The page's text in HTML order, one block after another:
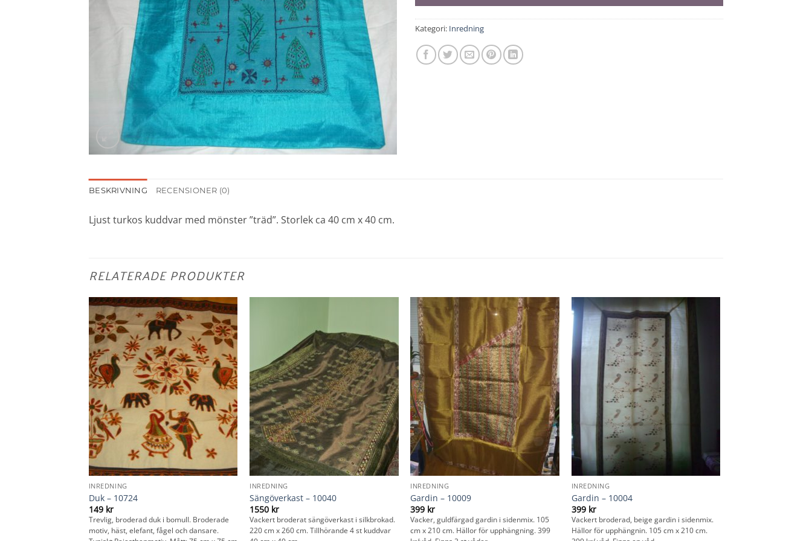
Kategori: Inredning
BESKRIVNING RECENSIONER (0)
Ljust turkos kuddvar med mönster ”träd”. Storlek ca 40 cm x 40 cm.
RELATERADE PRODUKTER
INREDNING
Duk – 10724
149 kr
Trevlig, broderad duk i bomull. Broderade
motiv, häst, elefant, fågel och dansare.
INREDNING
Sängöverkast – 10040
1550 kr
Vackert broderat sängöverkast i silkbrokad.
220 cm x 260 cm. Tillhörande 4 st kuddvar
INREDNING
Gardin – 10009
399 kr
Vacker, guldfärgad gardin i sidenmix. 105
cm x 210 cm. Hällor för upphängning. 399
INREDNING
Gardin – 10004
399 kr
Vackert broderad, beige gardin i sidenmix.
Hällor för upphängnin. 105 cm x 210 cm.